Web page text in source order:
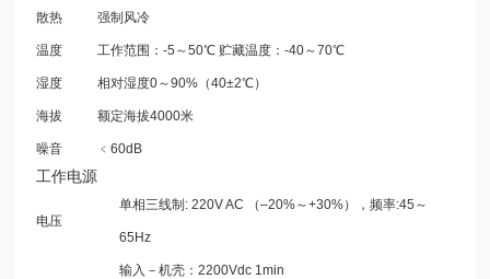
散热 强制风冷
温度 工作范围：-5～50℃ 贮藏温度：-40～70℃
湿度 相对湿度0～90%（40±2℃）
海拔 额定海拔4000米
噪音 ﹤60dB
工作电源
电压
单相三线制: 220V AC （–20%～+30%），频率:45～
65Hz
输入－机壳：2200Vdc 1min